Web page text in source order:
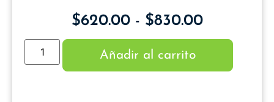
$620.00 - $830.00
Añadir al carrito